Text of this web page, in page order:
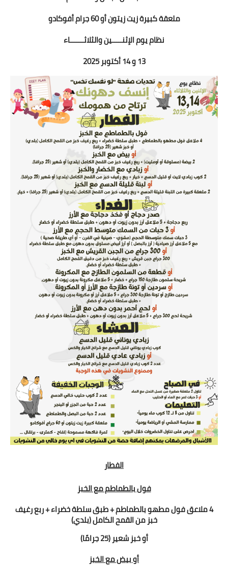
ملعقة كبيرة زيت زيتون أو 60 جرام أفوكادو
نظام يوم الإثنـــــين والثلاثـــــــاء
13 و 14 أكتوبر 2025
الفطار
فول بالطماطم مع الخبز
4 ملاعق فول مطهو بالطماطم + طبق سلطة خضراء + ربع رغيف
خبز من القمح الكامل (بلدي)
أو خبز شعير (25 جرامًا)
أوبيض مع الخبز